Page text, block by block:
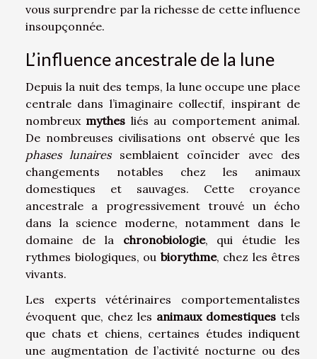
vous surprendre par la richesse de cette influence
insoupçonnée.
L’influence ancestrale de la lune
Depuis la nuit des temps, la lune occupe une place
centrale dans l’imaginaire collectif, inspirant de
nombreux mythes liés au comportement animal.
De nombreuses civilisations ont observé que les
phases lunairessemblaient coïncider avec des
changements notables chez les animaux
domestiques et sauvages. Cette croyance
ancestrale a progressivement trouvé un écho
dans la science moderne, notamment dans le
domaine de la chronobiologie, qui étudie les
rythmes biologiques, ou biorythme, chez les êtres
vivants.
Les experts vétérinaires comportementalistes
évoquent que, chez les animaux domestiques tels
que chats et chiens, certaines études indiquent
une augmentation de l’activité nocturne ou des